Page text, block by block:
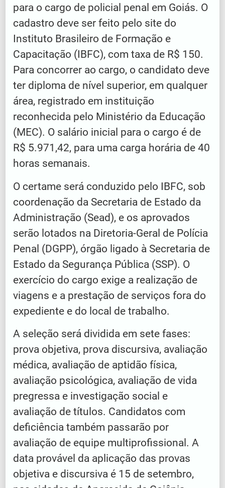
para o cargo de policial penal em Goiás. O
cadastro deve ser feito pelo site do
Instituto Brasileiro de Formação e
Capacitação (IBFC), com taxa de R$ 150.
Para concorrer ao cargo, o candidato deve
ter diploma de nível superior, em qualquer
área, registrado em instituição
reconhecida pelo Ministério da Educação
(MEC). O salário inicial para o cargo é de
R$ 5.971,42, para uma carga horária de 40
horas semanais.
O certame será conduzido pelo IBFC, sob
coordenação da Secretaria de Estado da
Administração (Sead), e os aprovados
serão lotados na Diretoria-Geral de Polícia
Penal (DGPP), órgão ligado à Secretaria de
Estado da Segurança Pública (SSP). O
exercício do cargo exige a realização de
viagens e a prestação de serviços fora do
expediente e do local de trabalho.
A seleção será dividida em sete fases:
prova objetiva, prova discursiva, avaliação
médica, avaliação de aptidão física,
avaliação psicológica, avaliação de vida
pregressa e investigação social e
avaliação de títulos. Candidatos com
deficiência também passarão por
avaliação de equipe multiprofissional. A
data provável da aplicação das provas
objetiva e discursiva é 15 de setembro,